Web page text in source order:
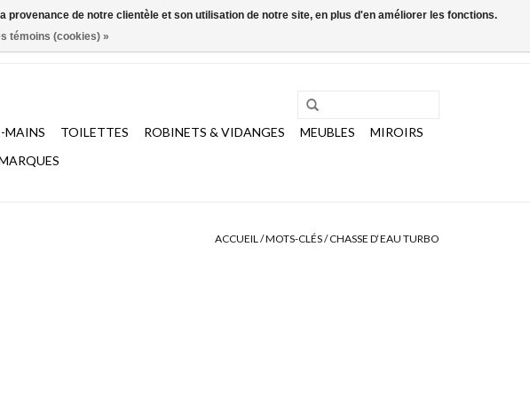
MAINS TOILETTES ROBINETS & VIDANGES MEUBLES
MIROIRS
ACCUEIL/MOTS-CLÉS/CHASSE D‘EAU TURBO
de notre clientèle et son utilisation de notre site, en plus d'en améliorer les fonctions.
témoins (cookies) »